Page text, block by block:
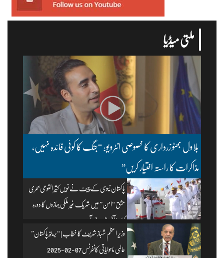
ملتی میڈیا
بلاول بھٹو زرداری کا خصوصی انٹرویو: “جنگ کا کوئی فائدہ نہیں،
مذاکرات کا راستہ اختیار کریں”
پاکستان نیوی کے چیف نے نویں کثیر القومی بحری
مشق “امن” میں شریک غیر ملکی جہازوں کا دورہ
کیا۔ | آئی ایس پی آر
وزیرِ اعظم شہباز شریف کا خطاب | “بریتھ پاکستان”
عالمی ماحولیاتی کانفرنس 07-02-2025